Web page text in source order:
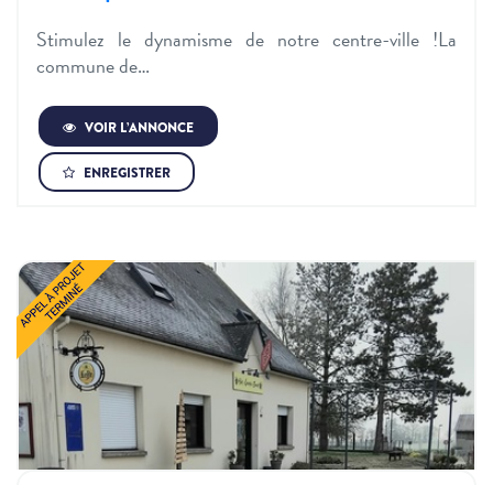
Stimulez le dynamisme de notre centre-ville !La
commune de…
VOIR L’ANNONCE
ENREGISTRER